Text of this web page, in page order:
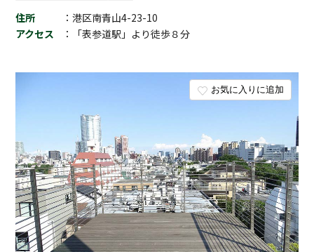
お気に入りに追加
住所
：港区南青山4-23-10
アクセス
：「表参道駅」より徒歩８分